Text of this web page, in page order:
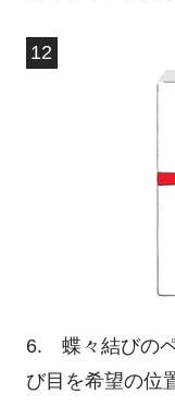
6. 蝶々結びの
び目を希望の位